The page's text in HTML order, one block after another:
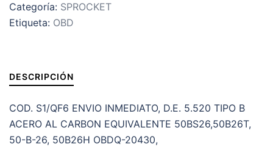
26
DIENTES
cantidad
Categoría: SPROCKET
Etiqueta: OBD
DESCRIPCIÓN
COD. S1/QF6 ENVIO INMEDIATO, D.E. 5.520 TIPO B
ACERO AL CARBON EQUIVALENTE 50BS26,50B26T,
50-B-26, 50B26H OBDQ-20430,